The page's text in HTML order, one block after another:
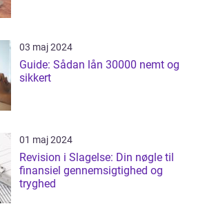
03 maj 2024
Guide: Sådan lån 30000 nemt og
sikkert
01 maj 2024
Revision i Slagelse: Din nøgle til
finansiel gennemsigtighed og
tryghed